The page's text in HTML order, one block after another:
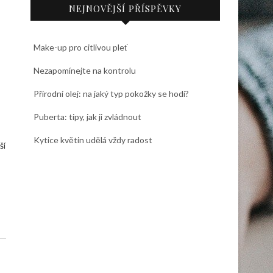
NEJNOVĚJŠÍ PŘÍSPĚVKY
Make-up pro citlivou pleť
Nezapomínejte na kontrolu
Přírodní olej: na jaký typ pokožky se hodí?
Puberta: tipy, jak ji zvládnout
Kytice květin udělá vždy radost